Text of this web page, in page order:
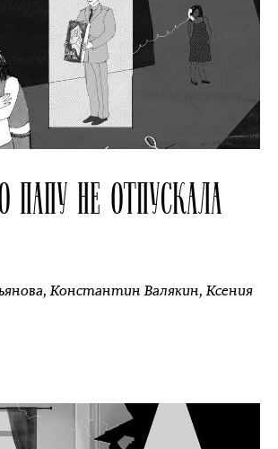
НЕ ОТПУСКАЛА
,Константин Валякин,Ксения